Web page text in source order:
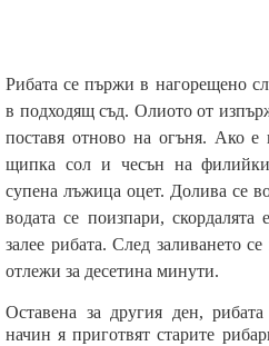
Рибата се пържи в нагорещено
в подходящ съд. Олиото от
поставя отново на огъня. Ако е
щипка сол и чесън на
супена лъжица оцет. Долива се
водата се поизпари,
залее рибата. След заливането
отлежи за десетина минути.
Оставена за другия ден,
начин я приготвят старите